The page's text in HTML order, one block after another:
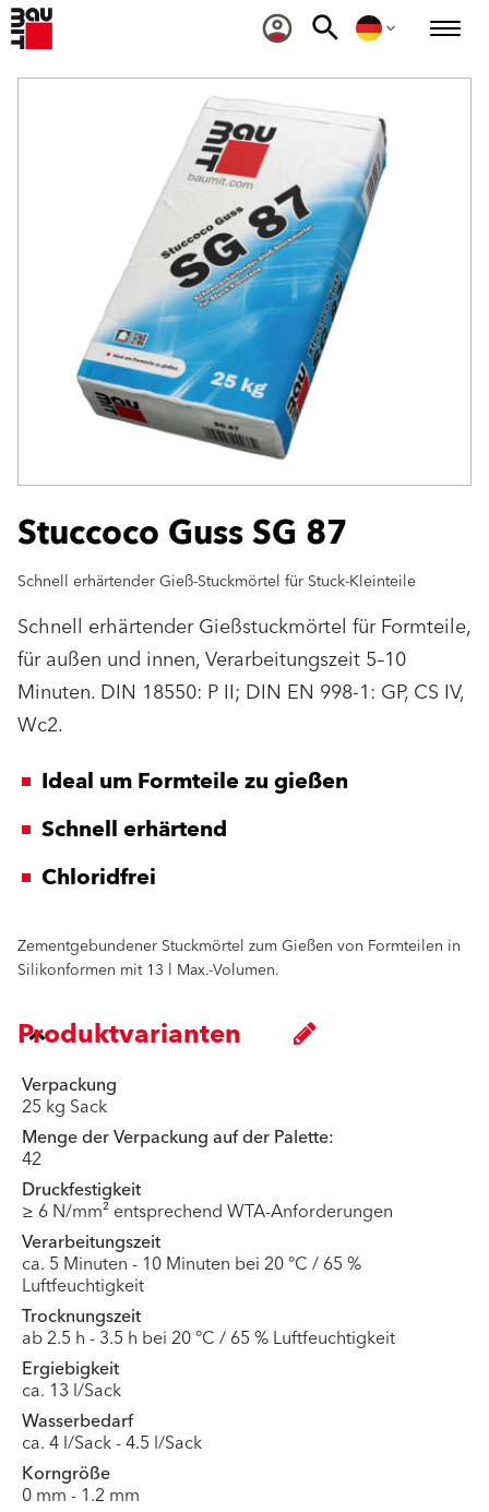
Stuccoco Guss SG 87
Schnell erhärtender Gieß-Stuckmörtel für Stuck-Kleinteile
Schnell erhärtender Gießstuckmörtel für Formteile,
für außen und innen, Verarbeitungszeit 5–10
Minuten. DIN 18550: P II; DIN EN 998-1: GP, CS IV,
Wc2.
Ideal um Formteile zu gießen
Schnell erhärtend
Chloridfrei
Zementgebundener Stuckmörtel zum Gießen von Formteilen in
Silikonformen mit 13 l Max.-Volumen.
Produktvarianten
Verpackung
25 kg Sack
Menge der Verpackung auf der Palette:
42
Druckfestigkeit
≥ 6 N/mm² entsprechend WTA-Anforderungen
Verarbeitungszeit
ca. 5 Minuten - 10 Minuten bei 20 °C / 65 %
Luftfeuchtigkeit
Trocknungszeit
ab 2.5 h - 3.5 h bei 20 °C / 65 % Luftfeuchtigkeit
Ergiebigkeit
ca. 13 l/Sack
Wasserbedarf
ca. 4 l/Sack - 4.5 l/Sack
Korngröße
0 mm - 1.2 mm